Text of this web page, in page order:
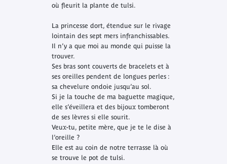
où fleurit la plante de tulsi.
La princesse dort, étendue sur le rivage
lointain des sept mers infranchissables.
Il n’y a que moi au monde qui puisse la
trouver.
Ses bras sont couverts de bracelets et à
ses oreilles pendent de longues perles :
sa chevelure ondoie jusqu’au sol.
Si je la touche de ma baguette magique,
elle s’éveillera et des bijoux tomberont
de ses lèvres si elle sourit.
Veux-tu, petite mère, que je te le dise à
l’oreille ?
Elle est au coin de notre terrasse là où
se trouve le pot de tulsi.